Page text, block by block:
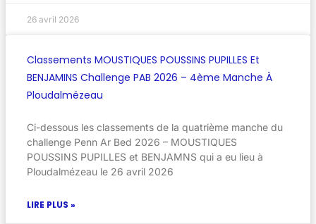
26 avril 2026
Classements MOUSTIQUES POUSSINS PUPILLES Et
BENJAMINS Challenge PAB 2026 – 4ème Manche À
Ploudalmézeau
Ci-dessous les classements de la quatrième manche du
challenge Penn Ar Bed 2026 – MOUSTIQUES
POUSSINS PUPILLES et BENJAMNS qui a eu lieu à
Ploudalmézeau le 26 avril 2026
LIRE PLUS »